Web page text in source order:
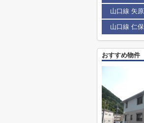
山口線 矢原
山口線 仁
おすすめ物件